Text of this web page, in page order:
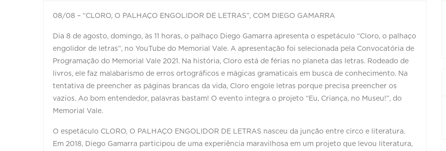
08/08 – “CLORO, O PALHAÇO ENGOLIDOR DE LETRAS”, COM DIEGO GAMARRA
Dia 8 de agosto, domingo, às 11 horas, o palhaço Diego Gamarra apresenta o espetáculo “Cloro, o palhaço
engolidor de letras”, no YouTube do Memorial Vale. A apresentação foi selecionada pela Convocatória de
Programação do Memorial Vale 2021. Na história, Cloro está de férias no planeta das letras. Rodeado de
livros, ele faz malabarismo de erros ortográficos e mágicas gramaticais em busca de conhecimento. Na
tentativa de preencher as páginas brancas da vida, Cloro engole letras porque precisa preencher os
vazios. Ao bom entendedor, palavras bastam! O evento integra o projeto “Eu, Criança, no Museu!”, do
Memorial Vale.
O espetáculo CLORO, O PALHAÇO ENGOLIDOR DE LETRAS nasceu da junção entre circo e literatura.
Em 2018, Diego Gamarra participou de uma experiência maravilhosa em um projeto que levou literatura,